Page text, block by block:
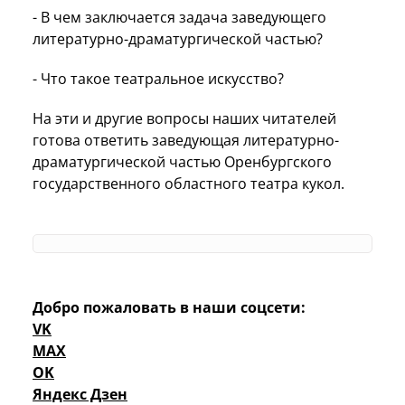
- В чем заключается задача заведующего
литературно-драматургической частью?
- Что такое театральное искусство?
На эти и другие вопросы наших читателей
готова ответить заведующая литературно-
драматургической частью Оренбургского
государственного областного театра кукол.
Добро пожаловать в наши соцсети:
VK
MAX
OK
Яндекс Дзен